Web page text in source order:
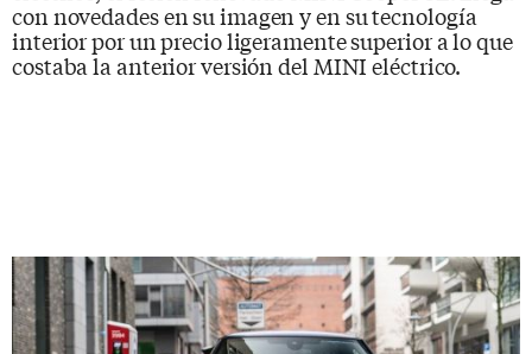
con novedades en su imagen y en su tecnología
interior por un precio ligeramente superior a lo que
costaba la anterior versión del MINI eléctrico.